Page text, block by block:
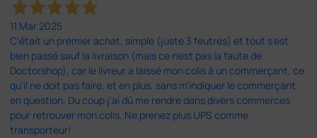
11 Mar 2025
C'était un premier achat, simple (juste 3 feutres) et tout s'est
bien passé sauf la livraison (mais ce n'est pas la faute de
Doctorshop), car le livreur a laissé mon colis à un commerçant, ce
qu'il ne doit pas faire, et en plus, sans m'indiquer le commerçant
en question. Du coup j'ai dû me rendre dans divers commerces
pour retrouver mon colis. Ne prenez plus UPS comme
transporteur!